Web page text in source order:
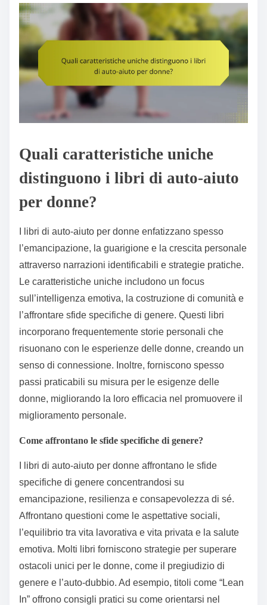
Quali caratteristiche uniche
distinguono i libri di auto-aiuto
per donne?
I libri di auto-aiuto per donne enfatizzano spesso
l’emancipazione, la guarigione e la crescita personale
attraverso narrazioni identificabili e strategie pratiche.
Le caratteristiche uniche includono un focus
sull’intelligenza emotiva, la costruzione di comunità e
l’affrontare sfide specifiche di genere. Questi libri
incorporano frequentemente storie personali che
risuonano con le esperienze delle donne, creando un
senso di connessione. Inoltre, forniscono spesso
passi praticabili su misura per le esigenze delle
donne, migliorando la loro efficacia nel promuovere il
miglioramento personale.
Come affrontano le sfide specifiche di genere?
I libri di auto-aiuto per donne affrontano le sfide
specifiche di genere concentrandosi su
emancipazione, resilienza e consapevolezza di sé.
Affrontano questioni come le aspettative sociali,
l’equilibrio tra vita lavorativa e vita privata e la salute
emotiva. Molti libri forniscono strategie per superare
ostacoli unici per le donne, come il pregiudizio di
genere e l’auto-dubbio. Ad esempio, titoli come “Lean
In” offrono consigli pratici su come orientarsi nel